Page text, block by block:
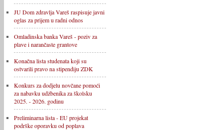
JU Dom zdravlja Vareš raspisuje javni
oglas za prijem u radni odnos
Omladinska banka Vareš - poziv za
plave i narančaste grantove
Konačna lista studenata koji su
ostvarili pravo na stipendiju ZDK
Konkurs za dodjelu novčane pomoći
za nabavku udžbenika za školsku
2025. - 2026. godinu
Preliminarna lista - EU projekat
podrške oporavku od poplava